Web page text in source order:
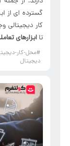
گسترده ای از
کار دیجیتالی
تا ابزارهای
#محل-کار-
دیجیتال